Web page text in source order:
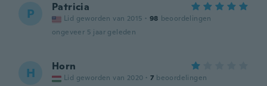
P Patricia
Lid geworden van 2015 · 98 beoordelingen
ongeveer 5 jaar geleden
H Horn
Lid geworden van 2020 · 7 beoordelingen